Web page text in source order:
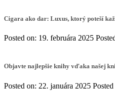
Cigara ako dar: Luxus, ktorý poteší
Posted on: 19. februára 2025
Objavte najlepšie knihy vďaka našej
Posted on: 22. januára 2025